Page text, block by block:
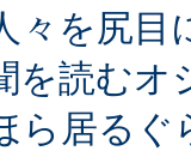
々を尻目
を読むオ
ら居るぐ